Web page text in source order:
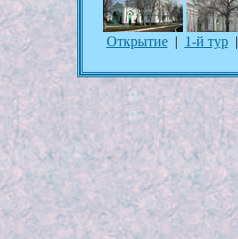
Открытие| 1-й тур|